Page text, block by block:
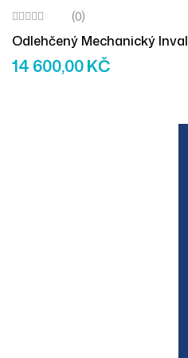
(0)
Odlehčený Mechanický
14 600,00KČ